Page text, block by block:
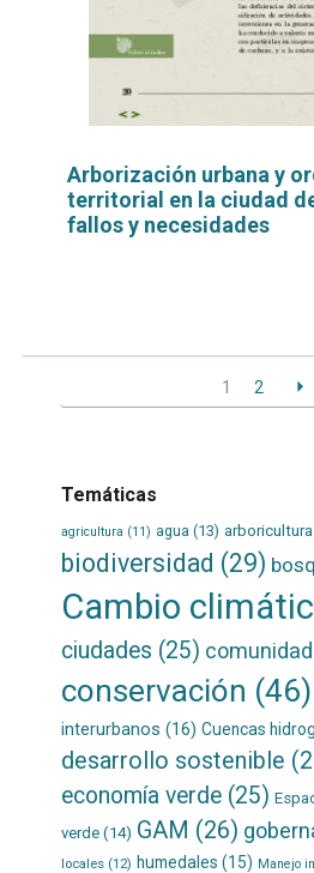
Arborización urbana y
territorial en la ciudad
fallos y necesidades
1 2
Temáticas
agricultura (11) agua (13)
biodiversidad (29)
Cambio
ciudades (25)
conservación (46)
interurbanos (16) Cuencas
desarrollo sostenible
economía verde(25)
verde(14) GAM (26)
locales(12) humedales (15) Manejo